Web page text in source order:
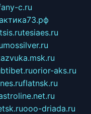
c.ru
tesiaes.ru
mossilver.ru
orior-aks.ru
flatnsk.ru
ooo-driada.ru